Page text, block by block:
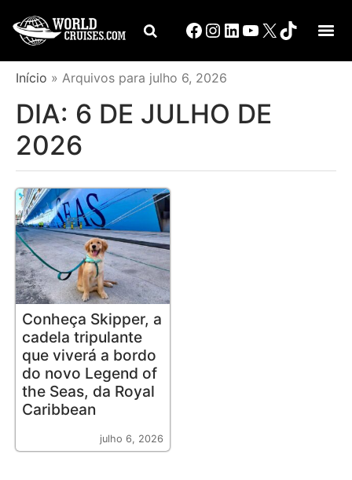
Início » Arquivos para julho 6, 2026
DIA: 6 DE JULHO DE
2026
Conheça Skipper, a
cadela tripulante
que viverá a bordo
do novo Legend of
the Seas, da Royal
Caribbean
julho 6, 2026